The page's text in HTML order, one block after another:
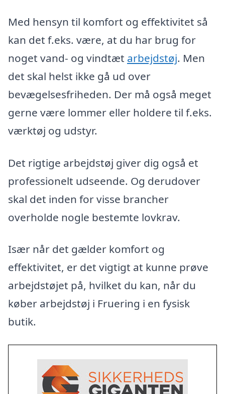
Med hensyn til komfort og effektivitet så
kan det f.eks. være, at du har brug for
noget vand- og vindtæt arbejdstøj. Men
det skal helst ikke gå ud over
bevægelsesfriheden. Der må også meget
gerne være lommer eller holdere til f.eks.
værktøj og udstyr.
Det rigtige arbejdstøj giver dig også et
professionelt udseende. Og derudover
skal det inden for visse brancher
overholde nogle bestemte lovkrav.
Især når det gælder komfort og
effektivitet, er det vigtigt at kunne prøve
arbejdstøjet på, hvilket du kan, når du
køber arbejdstøj i Fruering i en fysisk
butik.